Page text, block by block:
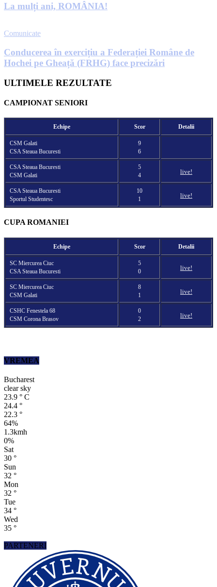
La mulți ani, ROMÂNIA!
Comunicate
Conducerea în exercițiu a Federației Române de
Hochei pe Gheață (FRHG) face precizări
ULTIMELE REZULTATE
CAMPIONAT SENIORI
Echipe Scor Detalii
CSM Galati
CSA Steaua Bucuresti
9
6
CSA Steaua Bucuresti
CSM Galati
5
4
live!
CSA Steaua Bucuresti
Sportul Studentesc
10
1
live!
CUPA ROMANIEI
Echipe Scor Detalii
SC Miercurea Ciuc
CSA Steaua Bucuresti
5
0
live!
SC Miercurea Ciuc
CSM Galati
8
1
live!
CSHC Fenestela 68
CSM Corona Brasov
0
2
live!
VREMEA
Bucharest
clear sky
23.9 ° C
24.4 °
22.3 °
64%
1.3kmh
0%
Sat
30 °
Sun
32 °
Mon
32 °
Tue
34 °
Wed
35 °
PARTENERI